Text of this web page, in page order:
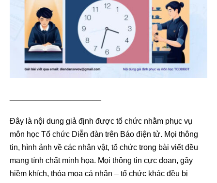
Đây là nội dung giả định được tổ chức nhằm phục vụ
môn học Tổ chức Diễn đàn trên Báo điện tử. Mọi thông
tin, hình ảnh về các nhân vật, tổ chức trong bài viết đều
mang tính chất minh họa. Mọi thông tin cực đoan, gây
hiềm khích, thóa mọa cá nhân – tổ chức khác đều bị